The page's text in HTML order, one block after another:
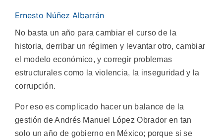
Ernesto Núñez Albarrán
No basta un año para cambiar el curso de la
historia, derribar un régimen y levantar otro, cambiar
el modelo económico, y corregir problemas
estructurales como la violencia, la inseguridad y la
corrupción.
Por eso es complicado hacer un balance de la
gestión de Andrés Manuel López Obrador en tan
solo un año de gobierno en México; porque si se